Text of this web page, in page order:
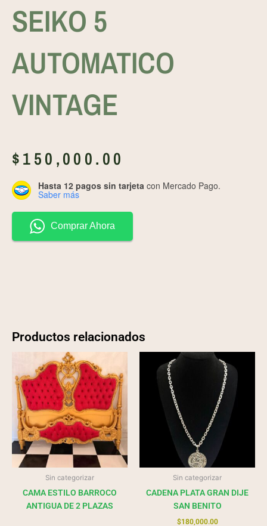
SEIKO 5
AUTOMATICO
VINTAGE
$150,000.00
Hasta 12 pagos sin tarjeta con Mercado Pago.
Saber más
Comprar Ahora
Productos relacionados
Sin categorizar
CAMA ESTILO BARROCO
ANTIGUA DE 2 PLAZAS
Sin categorizar
CADENA PLATA GRAN DIJE
SAN BENITO
$180,000.00